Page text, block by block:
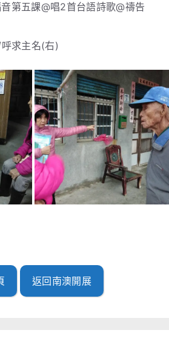
第五課@唱2首台語詩歌@禱告
求主名(右)
返回南澳開展